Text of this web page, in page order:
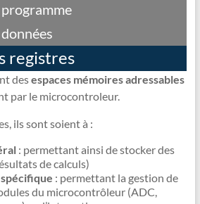
registres
desespaces mémoires adressables
par le microcontroleur.
ils sont soient à :
: permettant ainsi de stocker des
de calculs)
spécifique : permettant la gestion de
du microcontrôleur (ADC,